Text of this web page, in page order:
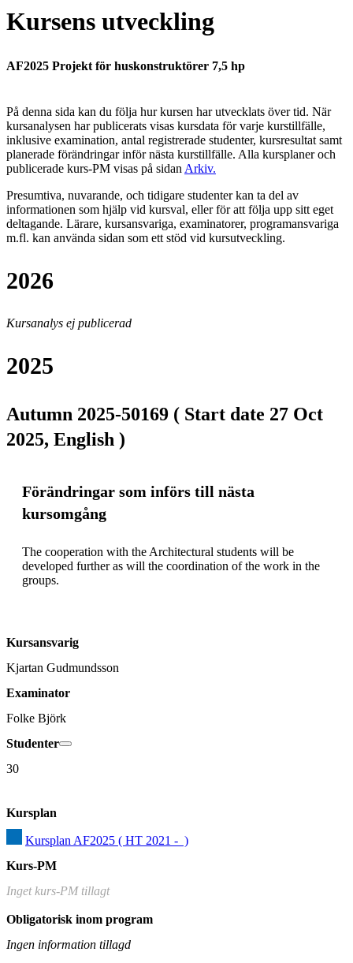
Kursens utveckling
AF2025 Projekt för huskonstruktörer 7,5 hp
På denna sida kan du följa hur kursen har utvecklats över tid. När
kursanalysen har publicerats visas kursdata för varje kurstillfälle,
inklusive examination, antal registrerade studenter, kursresultat samt
planerade förändringar inför nästa kurstillfälle. Alla kursplaner och
publicerade kurs-PM visas på sidan Arkiv.
Presumtiva, nuvarande, och tidigare studenter kan ta del av
informationen som hjälp vid kursval, eller för att följa upp sitt eget
deltagande. Lärare, kursansvariga, examinatorer, programansvariga
m.fl. kan använda sidan som ett stöd vid kursutveckling.
2026
Kursanalys ej publicerad
2025
Autumn 2025-50169 ( Start date 27 Oct
2025, English )
Förändringar som införs till nästa
kursomgång
The cooperation with the Architectural students will be
developed further as will the coordination of the work in the
groups.
Kursansvarig
Kjartan Gudmundsson
Examinator
Folke Björk
Studenter
30
Kursplan
Kursplan AF2025 ( HT 2021 -  )
Kurs-PM
Inget kurs-PM tillagt
Obligatorisk inom program
Ingen information tillagd